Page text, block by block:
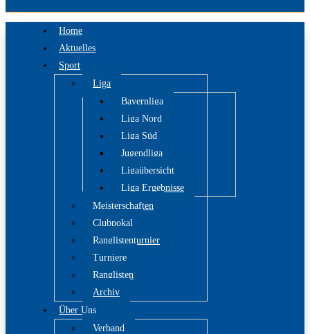
Home
Aktuelles
Sport
Liga
Bayernliga
Liga Nord
Liga Süd
Jugendliga
Ligaübersicht
Liga Ergebnisse
Meisterschaften
Clubpokal
Ranglistenturnier
Turniere
Ranglisten
Archiv
Über Uns
Verband